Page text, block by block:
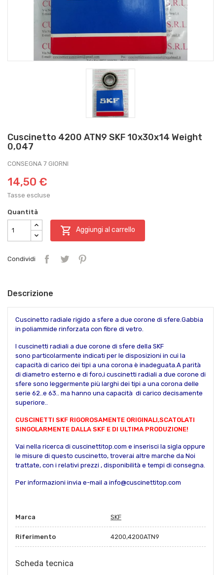
Cuscinetto 4200 ATN9 SKF 10x30x14 Weight
0,047
CONSEGNA 7 GIORNI
14,50 €
Tasse escluse
Quantità
 Aggiungi al carrello
Condividi
Descrizione
Cuscinetto radiale rigido a sfere a due corone di sfere.Gabbia
in poliammide rinforzata con fibre di vetro.
I cuscinetti radiali a due corone di sfere della SKF
sono particolarmente indicati per le disposizioni in cui la
capacità di carico dei tipi a una corona è inadeguata.A parità
di diametro esterno e di foro,i cuscinetti radiali a due corone di
sfere sono leggermente più larghi dei tipi a una corona delle
serie 62..e 63.. ma hanno una capacità di carico decisamente
superiore..
CUSCINETTI SKF RIGOROSAMENTE ORIGINALI,SCATOLATI
SINGOLARMENTE DALLA SKF E DI ULTIMA PRODUZIONE!
Vai nella ricerca di cuscinettitop.com e inserisci la sigla oppure
le misure di questo cuscinetto, troverai altre marche da Noi
trattate, con i relativi prezzi , disponibilità e tempi di consegna.
Per informazioni invia e-mail a info@cuscinettitop.com
Marca SKF
Riferimento 4200,4200ATN9
Scheda tecnica